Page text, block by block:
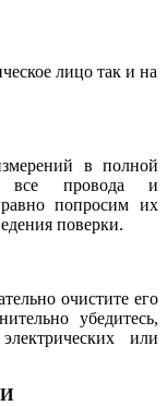
лицо так и на
в полной
все провода и
попросим их
поверки.
очистите его
убедитесь,
или